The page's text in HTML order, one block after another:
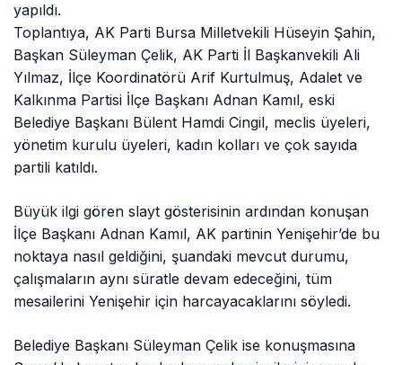
yapıldı.
Toplantıya, AK Parti Bursa Milletvekili Hüseyin Şahin,
Başkan Süleyman Çelik, AK Parti İl Başkanvekili Ali
Yılmaz, İlçe Koordinatörü Arif Kurtulmuş, Adalet ve
Kalkınma Partisi İlçe Başkanı Adnan Kamıl, eski
Belediye Başkanı Bülent Hamdi Cingil, meclis üyeleri,
yönetim kurulu üyeleri, kadın kolları ve çok sayıda
partili katıldı.
Büyük ilgi gören slayt gösterisinin ardından konuşan
İlçe Başkanı Adnan Kamıl, AK partinin Yenişehir’de bu
noktaya nasıl geldiğini, şuandaki mevcut durumu,
çalışmaların aynı süratle devam edeceğini, tüm
mesailerini Yenişehir için harcayacaklarını söyledi.
Belediye Başkanı Süleyman Çelik ise konuşmasına